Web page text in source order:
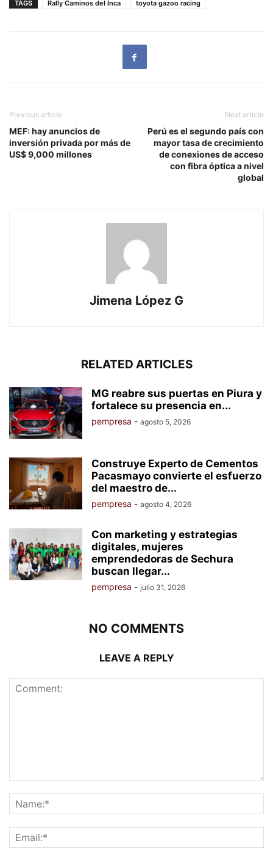
TAGS Rally Caminos del Inca toyota gazoo racing
Previous article
MEF: hay anuncios de
inversión privada por más de
US$ 9,000 millones
Next article
Perú es el segundo país con
mayor tasa de crecimiento
de conexiones de acceso
con fibra óptica a nivel
global
Jimena López G
RELATED ARTICLES
MG reabre sus puertas en Piura y
fortalece su presencia en...
pempresa - agosto 5, 2026
Construye Experto de Cementos
Pacasmayo convierte el esfuerzo
del maestro de...
pempresa - agosto 4, 2026
Con marketing y estrategias
digitales, mujeres
emprendedoras de Sechura
buscan llegar...
pempresa - julio 31, 2026
NO COMMENTS
LEAVE A REPLY